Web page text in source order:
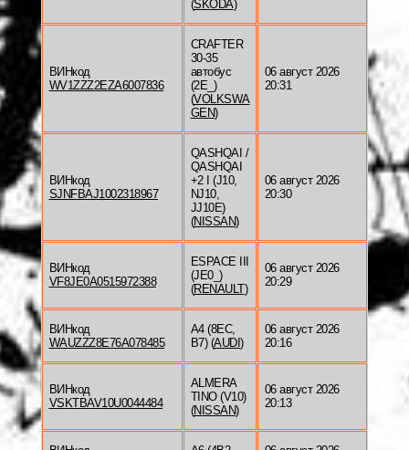
(SKODA)
ВИНкод
WV1ZZZ2EZA6007836
CRAFTER
30-35
автобус
(2E_)
(VOLKSWA
GEN)
06 август 2026
20:31
ВИНкод
SJNFBAJ1002318967
QASHQAI /
QASHQAI
+2 I (J10,
NJ10,
JJ10E)
(NISSAN)
06 август 2026
20:30
ВИНкод
VF8JE0A0515972388
ESPACE III
(JE0_)
(RENAULT)
06 август 2026
20:29
ВИНкод
WAUZZZ8E76A078485
A4 (8EC,
B7) (AUDI )
06 август 2026
20:16
ВИНкод
VSKTBAV10U0044484
ALMERA
TINO (V10)
(NISSAN)
06 август 2026
20:13